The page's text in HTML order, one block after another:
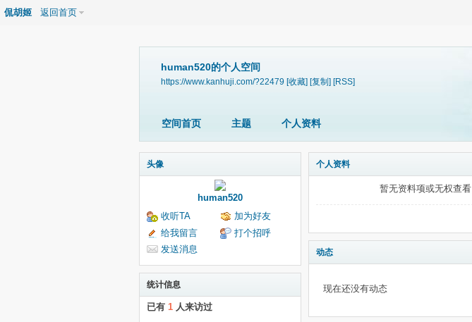
侃胡姬 返回首页
human520的个人空间
https://www.kanhuji.com/?22479 [收藏] [复制] [RSS]
空间首页 主题 个人资料
头像
human520
收听TA
加为好友
给我留言
打个招呼
发送消息
统计信息
已有 1 人来访过
个人资料
暂无资料项或无权查看
动态
现在还没有动态